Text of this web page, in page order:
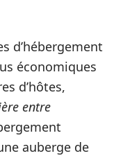
d’hébergement
économiques
d’hôtes,
entre
auberge de